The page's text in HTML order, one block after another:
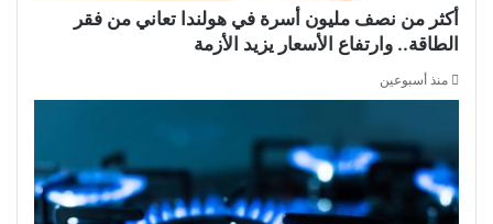
أكثر من نصف مليون أسرة في هولندا تعاني من فقر
الطاقة.. وارتفاع الأسعار يزيد الأزمة
منذ أسبوعين